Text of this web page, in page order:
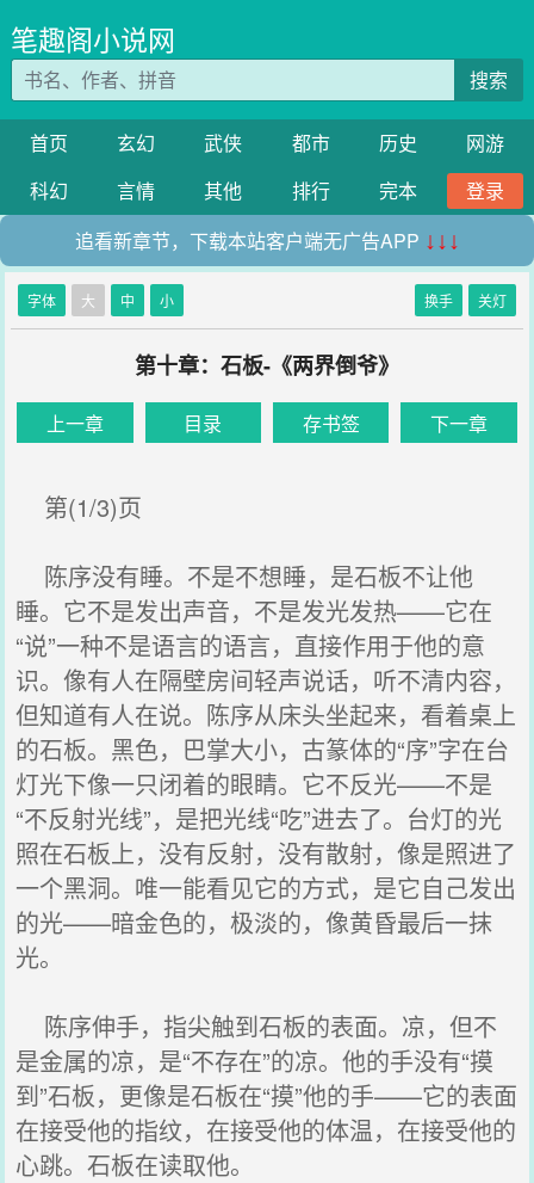
笔趣阁小说网
搜索
首页 玄幻 武侠 都市 历史
网游
科幻
言情 其他 排行 完本
登录
追看新章节，下载本站客户端无广告APP ↓↓↓
字体 大 中 小 换手 关灯
第十章：石板-《两界倒爷》
上一章 目录 存书签 下一章
第(1/3)页
陈序没有睡。不是不想睡，是石板不让他
睡。它不是发出声音，不是发光发热——它在
“说”一种不是语言的语言，直接作用于他的意
识。像有人在隔壁房间轻声说话，听不清内容，
但知道有人在说。陈序从床头坐起来，看着桌上
的石板。黑色，巴掌大小，古篆体的“序”字在台
灯光下像一只闭着的眼睛。它不反光——不是
“不反射光线”，是把光线“吃”进去了。台灯的光
照在石板上，没有反射，没有散射，像是照进了
一个黑洞。唯一能看见它的方式，是它自己发出
的光——暗金色的，极淡的，像黄昏最后一抹
光。
陈序伸手，指尖触到石板的表面。凉，但不
是金属的凉，是“不存在”的凉。他的手没有“摸
到”石板，更像是石板在“摸”他的手——它的表面
在接受他的指纹，在接受他的体温，在接受他的
心跳。石板在读取他。